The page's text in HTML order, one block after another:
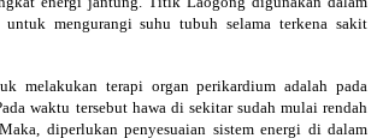
mengurangi suhu tubuh selama terkena sakit
melakukan terapi organ perikardium adalah pada
waktu tersebut hawa di sekitar sudah mulai rendah
diperlukan penyesuaian sistem energi di dalam